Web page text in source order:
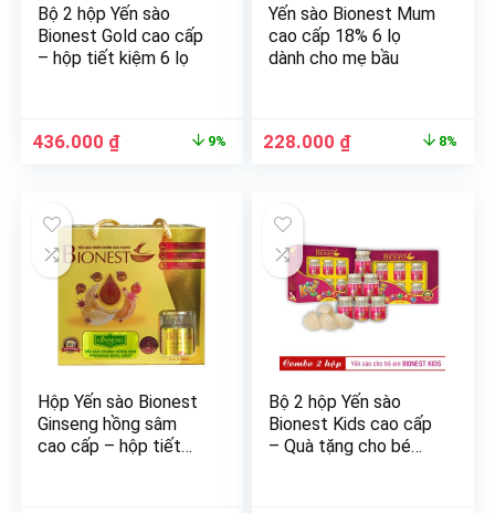
Bộ 2 hộp Yến sào
Bionest Gold cao cấp
– hộp tiết kiệm 6 lọ
436.000 ₫ 9%
Yến sào Bionest Mum
cao cấp 18% 6 lọ
dành cho mẹ bầu
228.000 ₫ 8%
Hộp Yến sào Bionest
Ginseng hồng sâm
cao cấp – hộp tiết
Bộ 2 hộp Yến sào
Bionest Kids cao cấp
– Quà tặng cho bé